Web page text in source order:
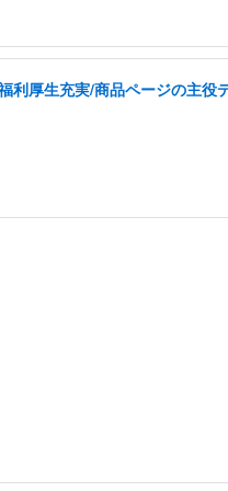
利厚生充実/商品ページの主役